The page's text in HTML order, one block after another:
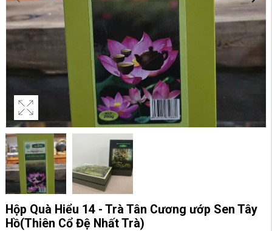
Hộp Quà Hiểu 14 - Trà Tân Cương ướp Sen Tây
Hồ(Thiên Cổ Đệ Nhất Trà)